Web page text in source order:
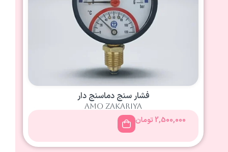
فشار سنج دماسنج دار
amo zakariya
2,500,000 تومان